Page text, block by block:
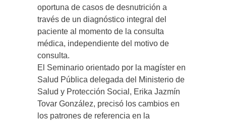
oportuna de casos de desnutrición a
través de un diagnóstico integral del
paciente al momento de la consulta
médica, independiente del motivo de
consulta.
El Seminario orientado por la magíster en
Salud Pública delegada del Ministerio de
Salud y Protección Social, Erika Jazmín
Tovar González, precisó los cambios en
los patrones de referencia en la